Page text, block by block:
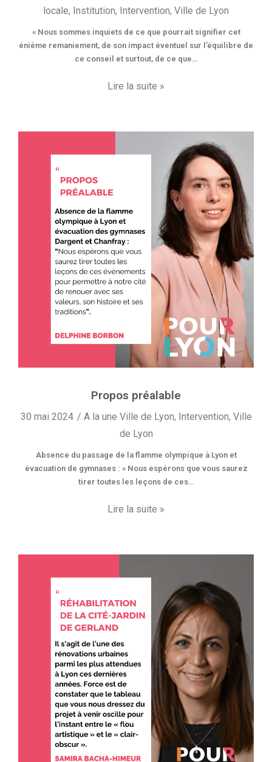
locale, Institution, Intervention, Ville de Lyon
« Nous sommes inquiets de ce que pourrait signifier cet
énième remaniement, de son impact éventuel sur l’équilibre de
ce conseil et surtout, de ce que…
Lire la suite »
Propos préalable
30 mai 2024 A la une Ville de Lyon, Intervention, Ville
de Lyon
Absence du passage de la flamme olympique à Lyon et
évacuation de gymnases : « Nous espérons que vous saurez
tirer toutes les leçons de ces…
Lire la suite »